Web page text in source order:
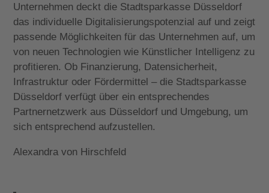
Unternehmen deckt die Stadtsparkasse Düsseldorf
das individuelle Digitalisierungspotenzial auf und zeigt
passende Möglichkeiten für das Unternehmen auf, um
von neuen Technologien wie Künstlicher Intelligenz zu
profitieren. Ob Finanzierung, Datensicherheit,
Infrastruktur oder Fördermittel – die Stadtsparkasse
Düsseldorf verfügt über ein entsprechendes
Partnernetzwerk aus Düsseldorf und Umgebung, um
sich entsprechend aufzustellen.
Alexandra von Hirschfeld